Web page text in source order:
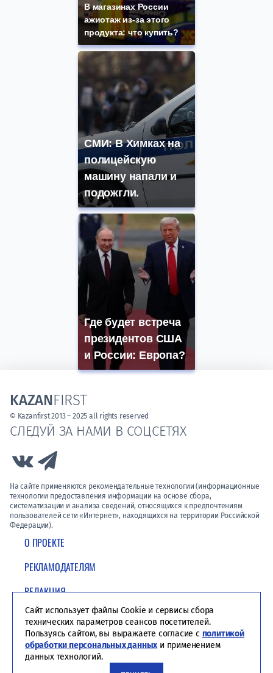
В магазинах России
ажиотаж из-за этого
продукта: что купить?
СМИ: В Химках на
полицейскую
машину напали и
подожгли.
Где будет встреча
президентов США
и России: Европа?
О ПРОЕКТЕ
РЕКЛАМОДАТЕЛЯМ
РЕДАКЦИЯ
ПОЛИТИКА КОНФИДЕНЦИАЛЬНОСТИ
СЛЕДУЙ ЗА НАМИ В СОЦСЕТЯХ
Link to Vk
На сайте применяются рекомендательные технологии (информационные
технологии предоставления информации на основе сбора,
систематизации и анализа сведений, относящихся к предпочтениям
пользователей сети «Интернет», находящихся на территории Российской
Федерации).
KAZANFIRST
© Kazanfirst 2013 – 2025 all rights reserved
Сайт использует файлы Cookie и сервисы сбора
технических параметров сеансов посетителей.
Пользуясь сайтом, вы выражаете согласие с политикой
обработки персональных данных и применением
данных технологий.